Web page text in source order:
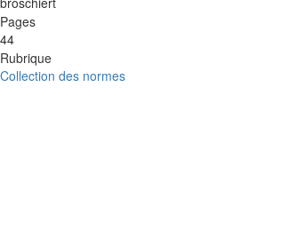
Pages
44
Rubrique
Collection des normes